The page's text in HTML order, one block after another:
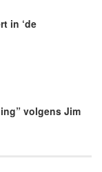
in ‘de
volgens Jim